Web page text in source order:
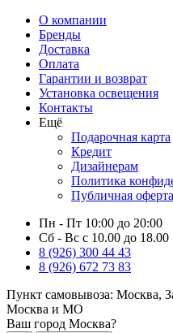
О компании
Бренды
Доставка
Оплата
Гарантии и возврат
Установка освещения
Контакты
Ещё
Подарочная карта
Кредит
Дизайнерам
Политика
Публичная оферта
Пн - Пт 10:00 до 20:00
Сб - Вс с 10.00 до 18.00
8 (926) 300 44 43
8 (926) 672 73 83
Пункт самовывоза: Москва,
Москва и МО
Ваш город Москва?